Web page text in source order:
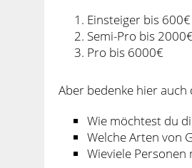
Einsteiger bis 600€
Semi-Pro bis 2000€
Pro bis 6000€
Aber bedenke hier
Wie möchtest du
Welche Arten von
Wieviele